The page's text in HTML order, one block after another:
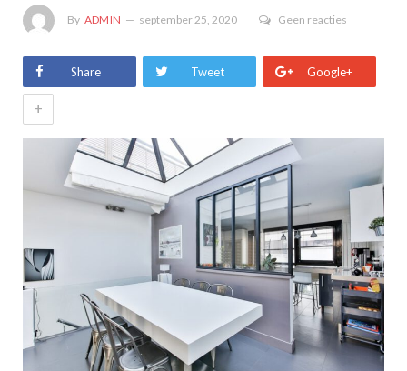
By ADMIN september 25, 2020 Geen reacties
Share Tweet Google+
+